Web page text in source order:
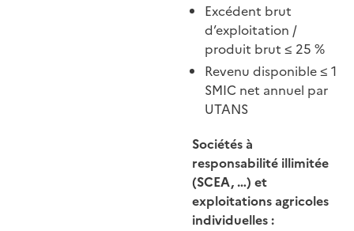
Excédent brut
d’exploitation /
produit brut ≤ 25 %
Revenu disponible ≤ 1
SMIC net annuel par
UTANS
Sociétés à
responsabilité illimitée
(SCEA, …) et
exploitations agricoles
individuelles :